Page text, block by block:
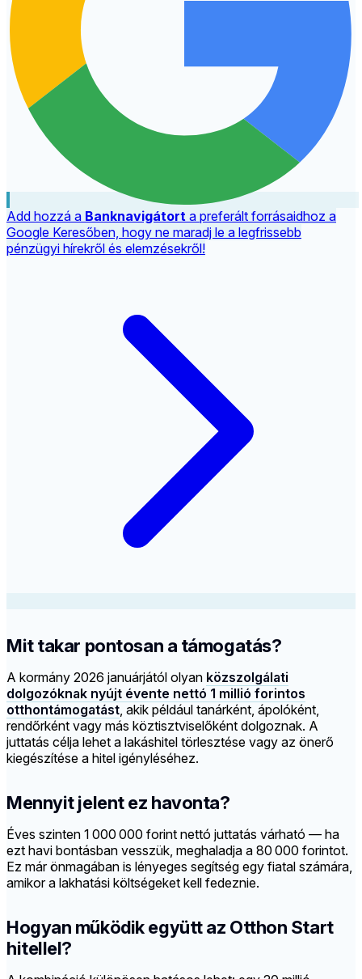
Add hozzá a Banknavigátort a preferált forrásaidhoz a
Google Keresőben, hogy ne maradj le a legfrissebb
pénzügyi hírekről és elemzésekről!
Mit takar pontosan a támogatás?
A kormány 2026 januárjától olyan közszolgálati
dolgozóknak nyújt évente nettó 1 millió forintos
otthontámogatást, akik például tanárként, ápolóként,
rendőrként vagy más köztisztviselőként dolgoznak. A
juttatás célja lehet a lakáshitel törlesztése vagy az önerő
kiegészítése a hitel igényléséhez.
Mennyit jelent ez havonta?
Éves szinten 1 000 000 forint nettó juttatás várható — ha
ezt havi bontásban vesszük, meghaladja a 80 000 forintot.
Ez már önmagában is lényeges segítség egy fiatal számára,
amikor a lakhatási költségeket kell fedeznie.
Hogyan működik együtt az Otthon Start
hitellel?